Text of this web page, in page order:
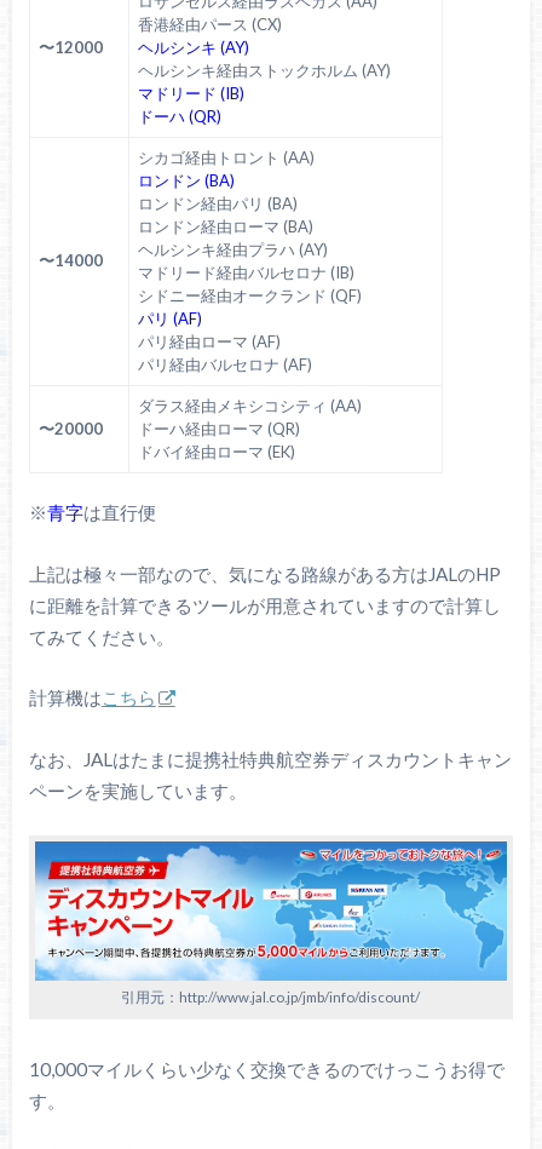
〜12000
香港経由パース (CX)
ヘルシンキ (AY)
ヘルシンキ経由ストックホルム (AY)
マドリード (IB)
ドーハ (QR)
〜14000
シカゴ経由トロント (AA)
ロンドン (BA)
ロンドン経由パリ (BA)
ロンドン経由ローマ (BA)
ヘルシンキ経由プラハ (AY)
マドリード経由バルセロナ (IB)
シドニー経由オークランド (QF)
パリ (AF)
パリ経由ローマ (AF)
パリ経由バルセロナ (AF)
〜20000
ダラス経由メキシコシティ (AA)
ドーハ経由ローマ (QR)
ドバイ経由ローマ (EK)
※青字は直行便
上記は極々一部なので、気になる路線がある方はJALのHP
に距離を計算できるツールが用意されていますので計算し
てみてください。
計算機はこちら
なお、JALはたまに提携社特典航空券ディスカウントキャン
ペーンを実施しています。
引用元：http://www.jal.co.jp/jmb/info/discount/
10,000マイルくらい少なく交換できるのでけっこうお得で
す。